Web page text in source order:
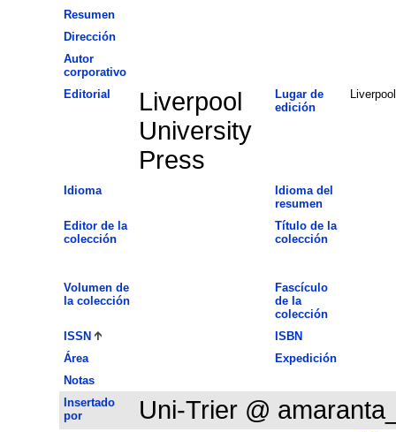
Resumen
Dirección
Autor
corporativo
Editorial
Liverpool
University
Press
Lugar de
edición
Liverpool
Idioma
Idioma del
resumen
Editor de la
colección
Título de la
colección
Volumen de
la colección
Fascículo
de la
colección
ISSN
ISBN
Área
Expedición
Notas
Insertado
por
Uni-Trier @